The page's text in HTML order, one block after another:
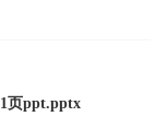
页ppt.pptx